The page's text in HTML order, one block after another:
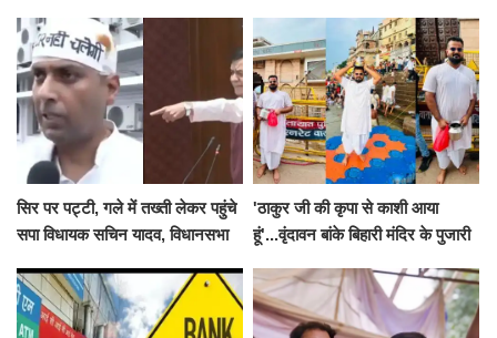
सिर पर पट्टी, गले में तख्ती लेकर पहुंचे
सपा विधायक सचिन यादव, विधानसभा
निलंबित
'ठाकुर जी की कृपा से काशी आया
हूं'...वृंदावन बांके बिहारी मंदिर के पुजारी
जलाभिषेक